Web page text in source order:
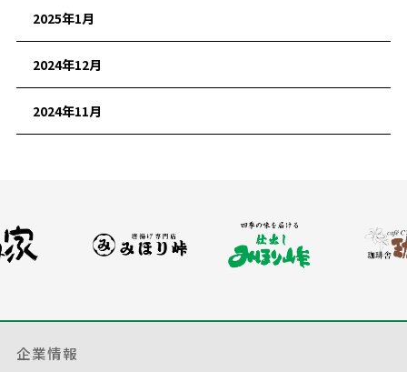
2025年1月
2024年12月
2024年11月
企業情報